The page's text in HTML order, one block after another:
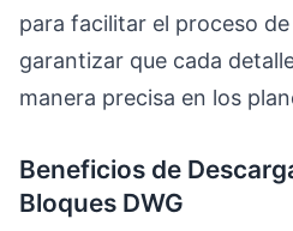
para facilitar el proceso
garantizar que cada
manera precisa en los
Beneficios de
Bloques DWG